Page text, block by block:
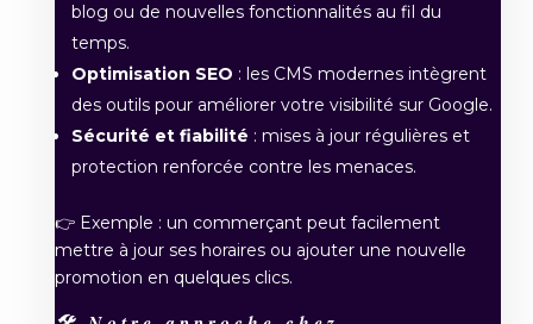
blog ou de nouvelles fonctionnalités au fil du
temps.
Optimisation SEO : les CMS modernes intègrent
des outils pour améliorer votre visibilité sur Google.
Sécurité et fiabilité : mises à jour régulières et
protection renforcée contre les menaces.
👉 Exemple : un commerçant peut facilement
mettre à jour ses horaires ou ajouter une nouvelle
promotion en quelques clics.